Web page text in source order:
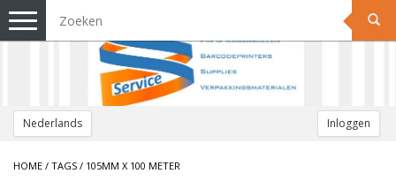
Nederlands Inloggen
Toggle
navigation
HOME / TAGS / 105MM X 100 METER